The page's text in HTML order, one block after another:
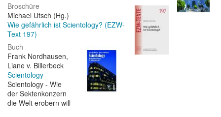
Broschüre
Michael Utsch (Hg.)
Wie gefährlich ist Scientology? (EZW-
Text 197)
Buch
Frank Nordhausen,
Liane v. Billerbeck
Scientology
Scientology - Wie
der Sektenkonzern
die Welt erobern will